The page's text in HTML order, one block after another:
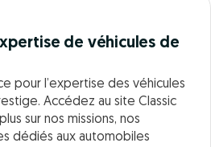
de véhicules de
pour l’expertise des véhicules
Accédez au site Classic
sur nos missions, nos
dédiés aux automobiles